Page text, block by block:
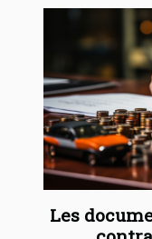
Les